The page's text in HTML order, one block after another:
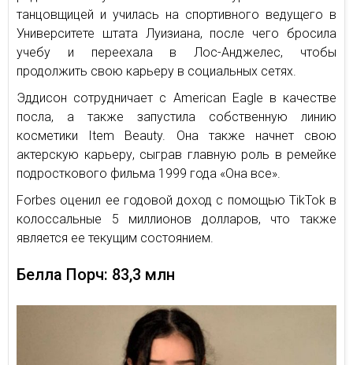
танцовщицей и училась на спортивного ведущего в
Университете штата Луизиана, после чего бросила
учебу и переехала в Лос-Анджелес, чтобы
продолжить свою карьеру в социальных сетях.
Эддисон сотрудничает с American Eagle в качестве
посла, а также запустила собственную линию
косметики Item Beauty. Она также начнет свою
актерскую карьеру, сыграв главную роль в ремейке
подросткового фильма 1999 года «Она все».
Forbes оценил ее годовой доход с помощью TikTok в
колоссальные 5 миллионов долларов, что также
является ее текущим состоянием.
Белла Порч: 83,3 млн